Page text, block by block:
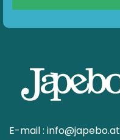
E-mail : info@japebo.at